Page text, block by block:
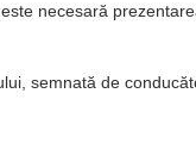
necesară
semnată de